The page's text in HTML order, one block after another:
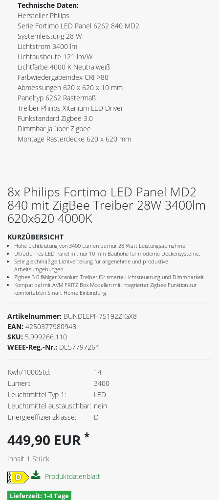
Technische Daten:
Hersteller Philips
Serie Fortimo LED Panel 6262 840 MD2
Systemleistung 28 W
Lichtstrom 3400 lm
Lichtausbeute 121 lm/W
Lichtfarbe 4000 K Neutralweiß
Farbwiedergabeindex CRI >80
Abmessungen 620 x 620 x 10 mm
Paneltyp 6262 Rastermaß
Treiber Philips Xitanium LED Driver
Funkstandard Zigbee 3.0
Dimmbar Ja über Zigbee
Montage Rasterdecke 620 x 620 mm
8x Philips Fortimo LED Panel MD2
840 mit ZigBee Treiber 28W 3400lm
620x620 4000K
KURZÜBERSICHT
Hohe Lichtleistung von 3400 Lumen bei nur 28 Watt Leistungsaufnahme.
Ultradünnes LED Panel mit nur 10 mm Bauhöhe für moderne Deckensysteme.
Sehr gleichmäßige Lichtverteilung für angenehme und produktive
Arbeitsumgebungen.
Zigbee 3.0 fähiger Xitanium Treiber für smarte Lichtsteuerung und Dimmbarkeit.
Kompatibel mit AVM FRITZ!Box Modellen mit integrierter Zigbee Funktion zur
komfortablen Smart Home Einbindung.
Artikelnummer: BUNDLEPH75192ZIGX8
EAN: 4250377980948
SKU: 5.999266.110
WEEE-Reg.-Nr.: DE57797264
Kwh/1000Std:
14
Lumen:
3400
Leuchtmittel Typ 1:
LED
Leuchtmittel austauschbar: nein
Energieeffizienzklasse:
D
449,90 EUR *
Inhalt 1 Stück
Produktdatenblatt
Lieferzeit: 1-4 Tage